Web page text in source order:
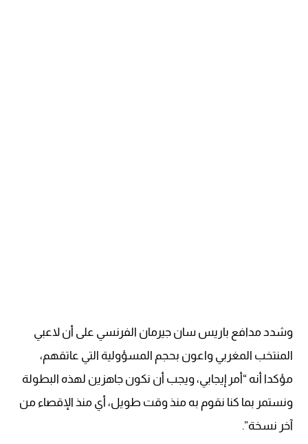
وشدد مدافع باريس سان جيرمان الفرنسي على أن لاعبي
المنتخب المغربي واعون بحجم المسؤولية التي عاتقهم،
مؤكدا أنه “أمر إيجابي، ويجب أن نكون جاهزين لهذه البطولة
ونستمر بما كنا نقوم به منذ وقت طويل، أي منذ الإقصاء من
آخر نسخة”.